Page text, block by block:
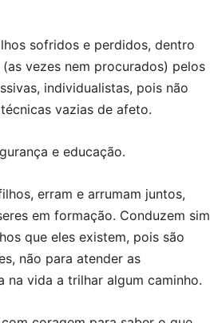
sofridos e perdidos, dentro
vezes nem procurados) pelos
individualistas, pois não
vazias de afeto.
e educação.
erram e arrumam juntos,
em formação. Conduzem sim
que eles existem, pois são
não para atender as
na vida a trilhar algum caminho.